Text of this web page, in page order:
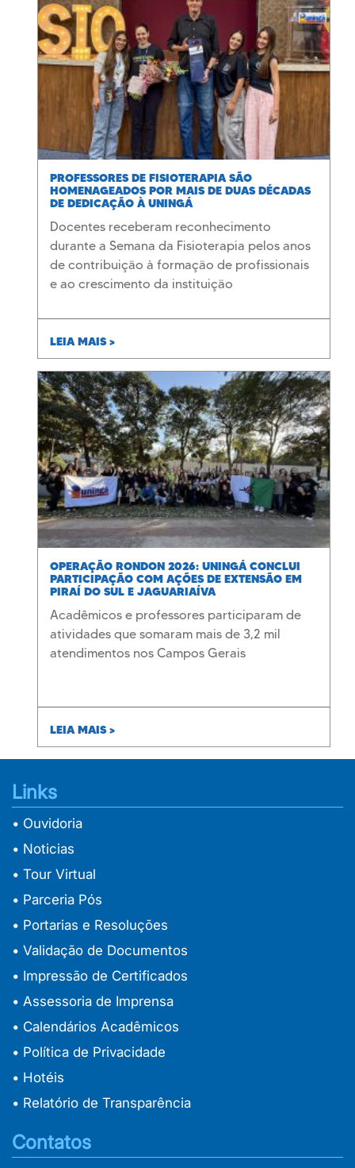
PROFESSORES DE FISIOTERAPIA SÃO
HOMENAGEADOS POR MAIS DE DUAS DÉCADAS
DE DEDICAÇÃO À UNINGÁ
Docentes receberam reconhecimento
durante a Semana da Fisioterapia pelos anos
de contribuição à formação de profissionais
e ao crescimento da instituição
LEIA MAIS >
OPERAÇÃO RONDON 2026: UNINGÁ CONCLUI
PARTICIPAÇÃO COM AÇÕES DE EXTENSÃO EM
PIRAÍ DO SUL E JAGUARIAÍVA
Acadêmicos e professores participaram de
atividades que somaram mais de 3,2 mil
atendimentos nos Campos Gerais
LEIA MAIS >
Links
• Ouvidoria
• Noticias
• Tour Virtual
• Parceria Pós
• Portarias e Resoluções
• Validação de Documentos
• Impressão de Certificados
• Assessoria de Imprensa
• Calendários Acadêmicos
• Política de Privacidade
• Hotéis
• Relatório de Transparência
Contatos